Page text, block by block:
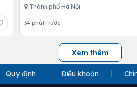
Thành phố Hà Nội
34 phút trước
Xem thêm
Quy định Điều khoản